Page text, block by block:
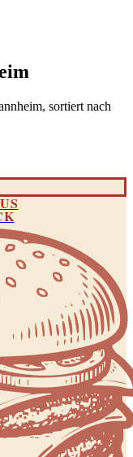
, sortiert nach